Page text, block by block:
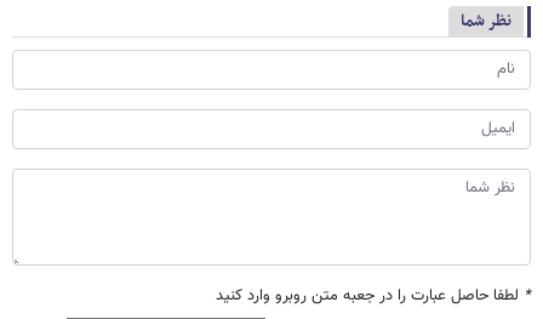
نظر شما
* لطفا حاصل عبارت را در جعبه متن روبرو وارد کنید